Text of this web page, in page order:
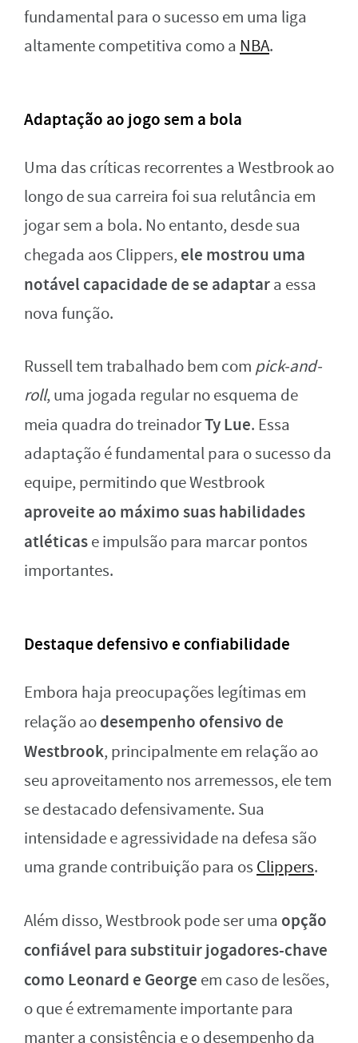
fundamental para o sucesso em uma liga
altamente competitiva como a NBA.
Adaptação ao jogo sem a bola
Uma das críticas recorrentes a Westbrook ao
longo de sua carreira foi sua relutância em
jogar sem a bola. No entanto, desde sua
chegada aos Clippers, ele mostrou uma
notável capacidade de se adaptara essa
nova função.
Russell tem trabalhado bem com pick-and-
roll, uma jogada regular no esquema de
meia quadra do treinadorTy Lue. Essa
adaptação é fundamental para o sucesso da
equipe, permitindo que Westbrook
aproveite ao máximo suas habilidades
atléticase impulsão para marcar pontos
importantes.
Destaque defensivo e confiabilidade
Embora haja preocupações legítimas em
relação aodesempenho ofensivo de
Westbrook, principalmente em relação ao
seu aproveitamento nos arremessos, ele tem
se destacado defensivamente. Sua
intensidade e agressividade na defesa são
uma grande contribuição para os Clippers.
Além disso, Westbrook pode ser uma opção
confiável para substituir jogadores-chave
como Leonard e George em caso de lesões,
o que é extremamente importante para
manter a consistência e o desempenho da